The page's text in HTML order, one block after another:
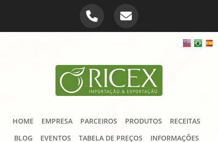
HOME EMPRESA PARCEIROS PRODUTOS
RECEITAS
BLOG
EVENTOS TABELA DE PREÇOS
INFORMAÇÕES